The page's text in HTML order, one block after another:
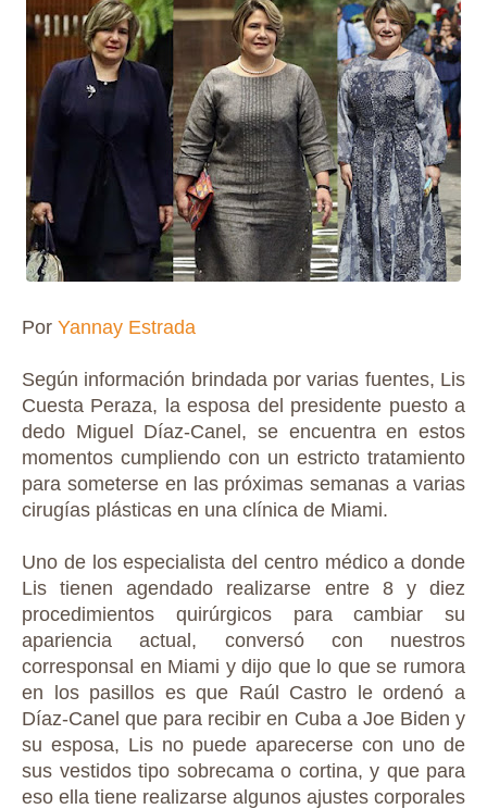
Por Yannay Estrada
Según información brindada por varias fuentes, Lis
Cuesta Peraza, la esposa del presidente puesto a
dedo Miguel Díaz-Canel, se encuentra en estos
momentos cumpliendo con un estricto tratamiento
para someterse en las próximas semanas a varias
cirugías plásticas en una clínica de Miami.
Uno de los especialista del centro médico a donde
Lis tienen agendado realizarse entre 8 y diez
procedimientos quirúrgicos para cambiar su
apariencia actual, conversó con nuestros
corresponsal en Miami y dijo que lo que se rumora
en los pasillos es que Raúl Castro le ordenó a
Díaz-Canel que para recibir en Cuba a Joe Biden y
su esposa, Lis no puede aparecerse con uno de
sus vestidos tipo sobrecama o cortina, y que para
eso ella tiene realizarse algunos ajustes corporales